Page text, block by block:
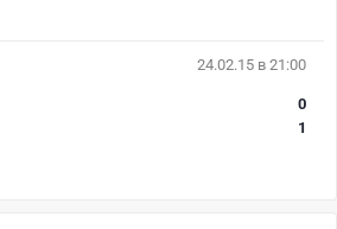
24.02.15 в 21:00
0
1